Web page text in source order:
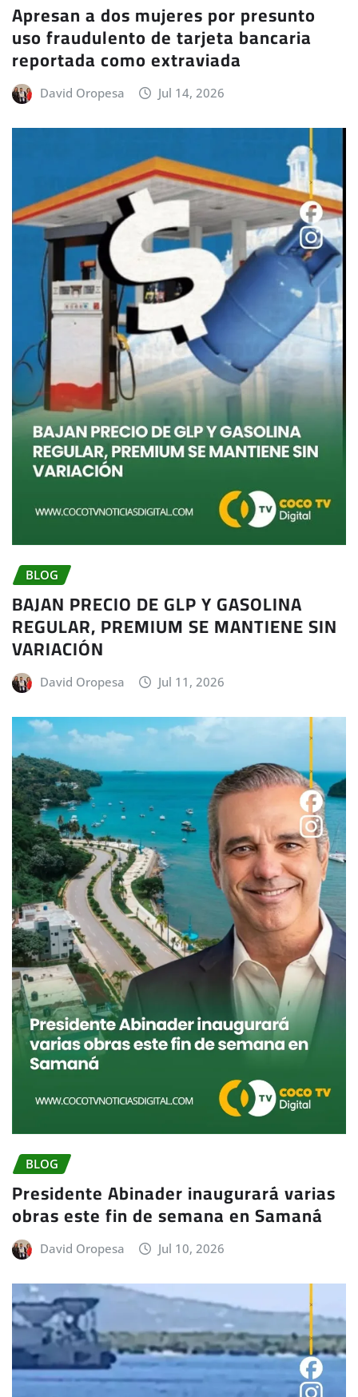
Apresan a dos mujeres por presunto
uso fraudulento de tarjeta bancaria
reportada como extraviada
David Oropesa Jul 14, 2026
BLOG
BAJAN PRECIO DE GLP Y GASOLINA
REGULAR, PREMIUM SE MANTIENE SIN
VARIACIÓN
David Oropesa Jul 11, 2026
BLOG
Presidente Abinader inaugurará varias
obras este fin de semana en Samaná
David Oropesa Jul 10, 2026